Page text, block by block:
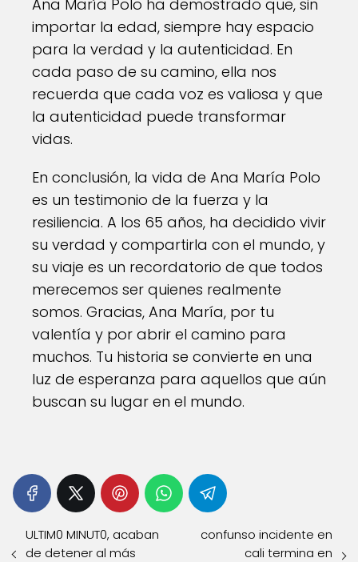
Ana María Polo ha demostrado que, sin
importar la edad, siempre hay espacio
para la verdad y la autenticidad. En
cada paso de su camino, ella nos
recuerda que cada voz es valiosa y que
la autenticidad puede transformar
vidas.
En conclusión, la vida de Ana María Polo
es un testimonio de la fuerza y la
resiliencia. A los 65 años, ha decidido vivir
su verdad y compartirla con el mundo, y
su viaje es un recordatorio de que todos
merecemos ser quienes realmente
somos. Gracias, Ana María, por tu
valentía y por abrir el camino para
muchos. Tu historia se convierte en una
luz de esperanza para aquellos que aún
buscan su lugar en el mundo.
ULTIM0 MINUT0, acaban
de detener al más
confunso incidente en
cali termina en